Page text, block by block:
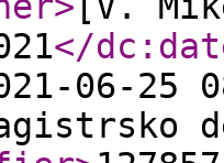
</
06-25